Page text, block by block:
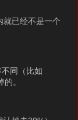
就已经不是一个
同（比如
。